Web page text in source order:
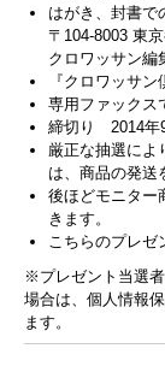
はがき、封書で
〒104-8003 東
クロワッサン編
『クロワッサ
専用ファックス
締切り 2014年9
厳正な抽選によ
は、商品の発送
後ほどモニター
きます。
こちらのプレゼ
※プレゼント当選
場合は、個人情報
ます。